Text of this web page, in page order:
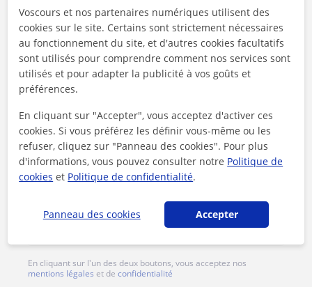
Tarif horaire 20 €/h
En cliquant sur l'un des deux boutons, vous acceptez nos
mentions légales et de confidentialité
Voscours et nos partenaires numériques utilisent des
cookies sur le site. Certains sont strictement nécessaires
au fonctionnement du site, et d'autres cookies facultatifs
sont utilisés pour comprendre comment nos services sont
utilisés et pour adapter la publicité à vos goûts et
préférences.
En cliquant sur "Accepter", vous acceptez d'activer ces
cookies. Si vous préférez les définir vous-même ou les
refuser, cliquez sur "Panneau des cookies". Pour plus
d'informations, vous pouvez consulter notre Politique de
cookies et Politique de confidentialité.
Panneau des cookies Accepter